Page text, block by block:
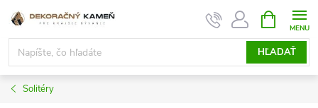
Prejsť
obsah
HĽADAŤ
KOŠÍK
Solitéry